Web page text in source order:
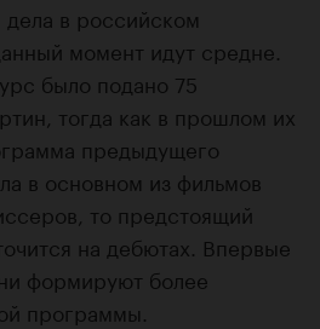
в российском
момент идут средне.
было подано 75
тогда как в прошлом их
предыдущего
в основном из фильмов
то предстоящий
на дебютах. Впервые
формируют более
программы.